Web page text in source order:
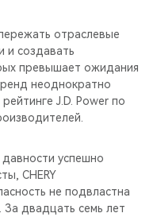
отраслевые
и создавать
превышает ожидания
неоднократно
J.D. Power по
успешно
CHERY
не подвластна
двадцать семь лет